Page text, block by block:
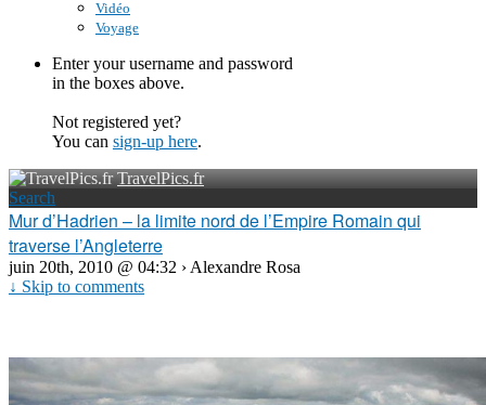
Vidéo
Voyage
Enter your username and password
in the boxes above.
Not registered yet?
You can sign-up here.
TravelPics.fr
Search
Mur d’Hadrien – la limite nord de l’Empire Romain qui
traverse l’Angleterre
juin 20th, 2010 @ 04:32 › Alexandre Rosa
↓ Skip to comments